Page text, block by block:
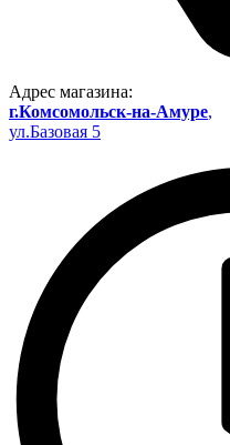
Адрес магазина:
г.Комсомольск-на-Амуре,
ул.Базовая 5